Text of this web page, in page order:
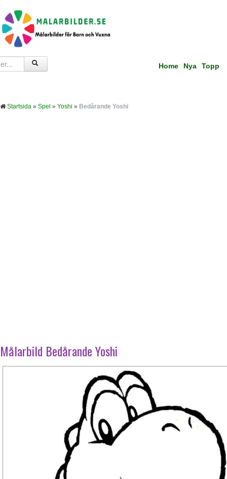
Home Nya Topp
Startsida » Spel » Yoshi » Bedårande Yoshi
Målarbild Bedårande Yoshi